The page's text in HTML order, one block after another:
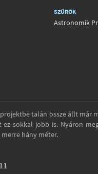
SZŰRŐK
Astronomik
talán össze állt
sokkal jobb is. Nyáron
hány méter.